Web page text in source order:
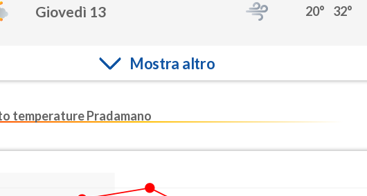
Giovedì 13 20° 32°
Mostra altro
temperature Pradamano